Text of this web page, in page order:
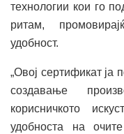
технологии кои го
ритам,
удобност.
„Овој сертификат ја
создавање
корисничкото
удобноста на